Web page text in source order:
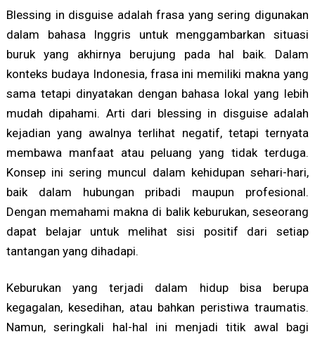
Blessing in disguise adalah frasa yang sering digunakan
dalam bahasa Inggris untuk menggambarkan situasi
buruk yang akhirnya berujung pada hal baik. Dalam
konteks budaya Indonesia, frasa ini memiliki makna yang
sama tetapi dinyatakan dengan bahasa lokal yang lebih
mudah dipahami. Arti dari blessing in disguise adalah
kejadian yang awalnya terlihat negatif, tetapi ternyata
membawa manfaat atau peluang yang tidak terduga.
Konsep ini sering muncul dalam kehidupan sehari-hari,
baik dalam hubungan pribadi maupun profesional.
Dengan memahami makna di balik keburukan, seseorang
dapat belajar untuk melihat sisi positif dari setiap
tantangan yang dihadapi.
Keburukan yang terjadi dalam hidup bisa berupa
kegagalan, kesedihan, atau bahkan peristiwa traumatis.
Namun, seringkali hal-hal ini menjadi titik awal bagi